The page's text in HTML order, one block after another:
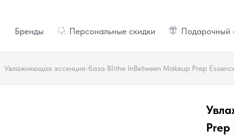
Бренды Персональные скидки Подарочный
Увлажняющая эссенция-база Blithe InBetween Makeup Prep
Prep